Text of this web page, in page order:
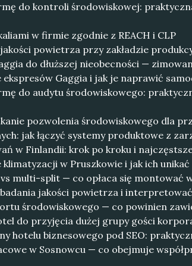
do kontroli środowiskowej:
w firmie zgodnie z REACH i CLP
powietrza przy zakładzie
do dłuższej nieobecności —
Gaggia i jak je naprawić
do audytu środowiskowego:
pozwolenia środowiskowego dla
jak łączyć systemy produktowe z
w Finlandii: krok po kroku i
w Pruszkowie i jak ich unikać
multi-split — co opłaca się montować
jakości powietrza i
środowiskowego — co powinien
do przyjęcia dużej grupy gości
hotelu biznesowego pod SEO:
w Sosnowcu — co obejmuje